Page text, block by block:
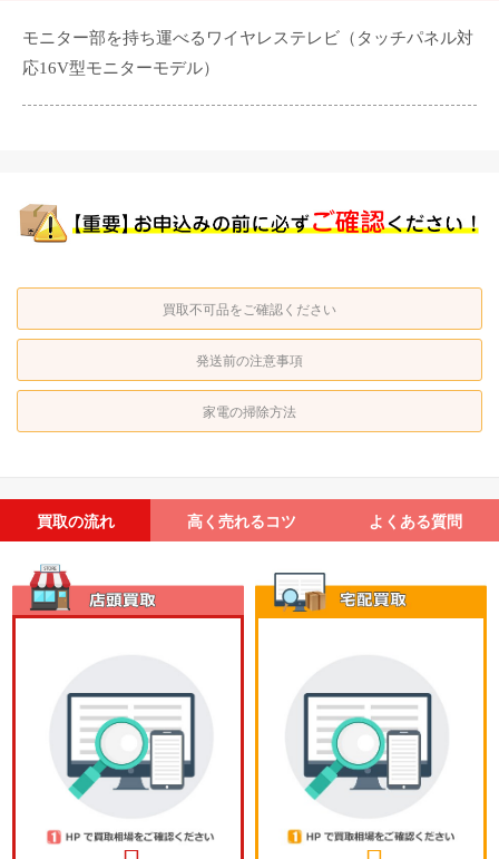
モニター部を持ち運べるワイヤレステレビ（タッチパネル対
応16V型モニターモデル）
買取不可品をご確認ください
発送前の注意事項
家電の掃除方法
買取の流れ 高く売れるコツ よくある質問